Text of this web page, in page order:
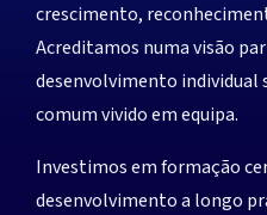
crescimento,
Acreditamos numa visão
desenvolvimento individual
comum vivido em equipa.
Investimos em formação
desenvolvimento a longo